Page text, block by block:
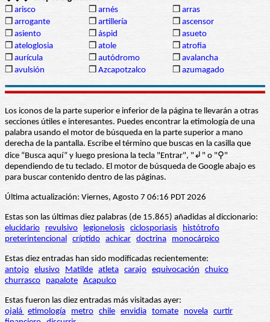
❒ arisco ❒ arnés ❒ arras
❒ arrogante ❒ artillería ❒ ascensor
❒ asiento ❒ áspid ❒ asueto
❒ ateloglosia ❒ atole ❒ atrofia
❒ aurícula ❒ autódromo ❒ avalancha
❒ avulsión ❒ Azcapotzalco ❒ azumagado
Los iconos de la parte superior e inferior de la página te llevarán a otras
secciones útiles e interesantes. Puedes encontrar la etimología de una
palabra usando el motor de búsqueda en la parte superior a mano
derecha de la pantalla. Escribe el término que buscas en la casilla que
dice “Busca aquí” y luego presiona la tecla "Entrar", "↲" o "⚲"
dependiendo de tu teclado. El motor de búsqueda de Google abajo es
para buscar contenido dentro de las páginas.
Última actualización: Viernes, Agosto 7 06:16 PDT 2026
Estas son las últimas diez palabras (de 15.865) añadidas al diccionario:
elucidario
revulsivo legionelosis ciclosporiasis
histótrofo
preterintencional críptido achicar doctrina monocárpico
Estas diez entradas han sido modificadas recientemente:
antojo elusivo Matilde atleta carajo equivocación
chuico
churrasco
papalote Acapulco
Estas fueron las diez entradas más visitadas ayer:
ojalá etimología metro chile envidia tomate novela curtir